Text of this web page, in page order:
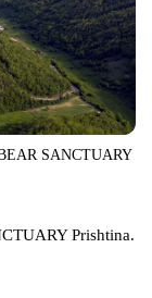
SANCTUARY
Prishtina.